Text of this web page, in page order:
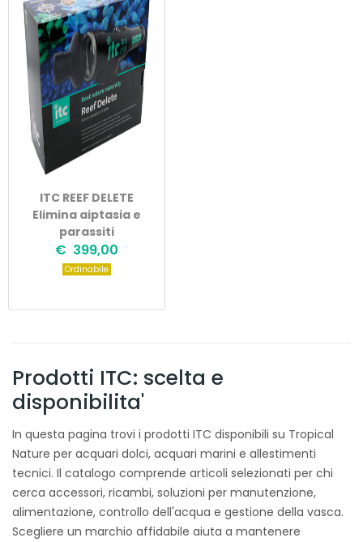
ITC REEF DELETE
Elimina aiptasia e
parassiti
€ 399,00
Ordinabile
Prodotti ITC: scelta e
disponibilita'
In questa pagina trovi i prodotti ITC disponibili su Tropical
Nature per acquari dolci, acquari marini e allestimenti
tecnici. Il catalogo comprende articoli selezionati per chi
cerca accessori, ricambi, soluzioni per manutenzione,
alimentazione, controllo dell'acqua e gestione della vasca.
Scegliere un marchio affidabile aiuta a mantenere